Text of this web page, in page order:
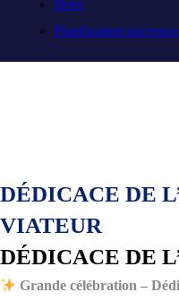
Dons
Planification
DÉDICACE DE
VIATEUR
DÉDICACE DE
Grande célébration –